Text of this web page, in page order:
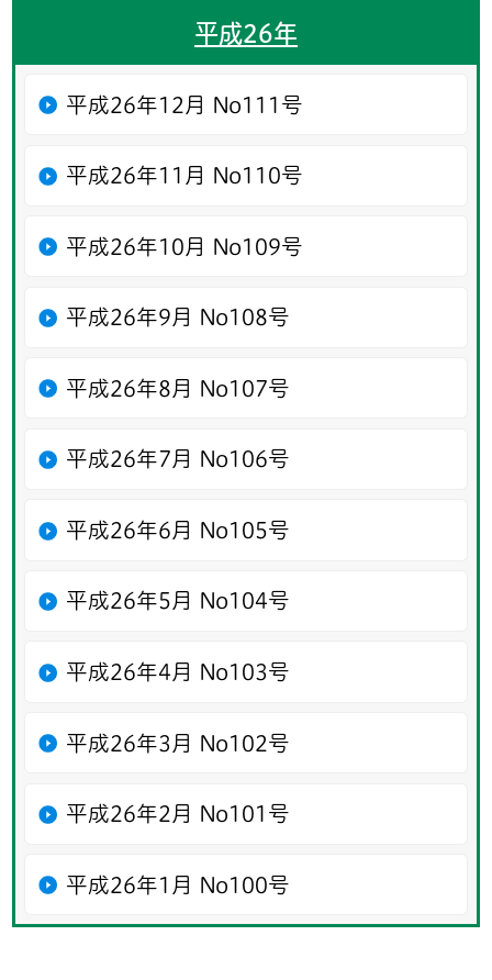
平成26年
平成26年12月 No111号
平成26年11月 No110号
平成26年10月 No109号
平成26年9月 No108号
平成26年8月 No107号
平成26年7月 No106号
平成26年6月 No105号
平成26年5月 No104号
平成26年4月 No103号
平成26年3月 No102号
平成26年2月 No101号
平成26年1月 No100号